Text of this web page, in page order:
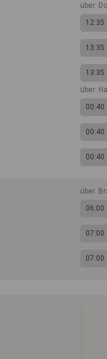
über:
12:35
13:35
13:35
über:
00:40
00:40
00:40
über:
06:00
07:00
07:00